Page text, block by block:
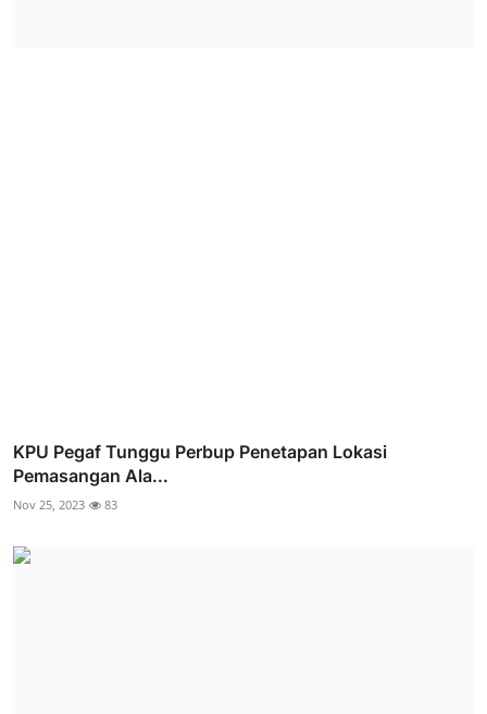
KPU Pegaf Tunggu Perbup Penetapan Lokasi
Pemasangan Ala...
Nov 25, 2023 83